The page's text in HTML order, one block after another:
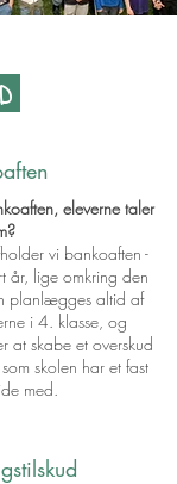
eleverne taler
vi bankoaften -
år, lige omkring den
planlægges altid af
i 4. klasse, og
at skabe et overskud
skolen har et fast
med.